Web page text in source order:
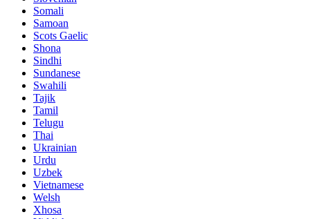
Somali
Samoan
Scots Gaelic
Shona
Sindhi
Sundanese
Swahili
Tajik
Tamil
Telugu
Thai
Ukrainian
Urdu
Uzbek
Vietnamese
Welsh
Xhosa